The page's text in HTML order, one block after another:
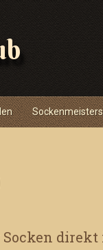
Socken direkt